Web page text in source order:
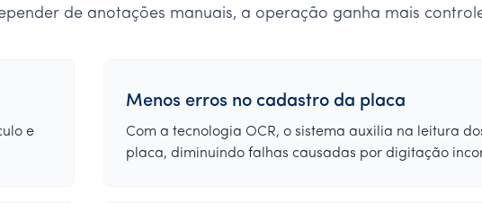
de anotações manuais, a operação ganha mais
e
Menos erros no cadastro da placa
Com a tecnologia OCR, o sistema auxilia na leitura
placa, diminuindo falhas causadas por digitação